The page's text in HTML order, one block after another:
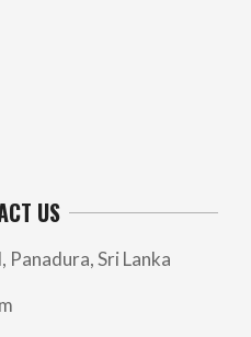
US
Panadura, Sri Lanka